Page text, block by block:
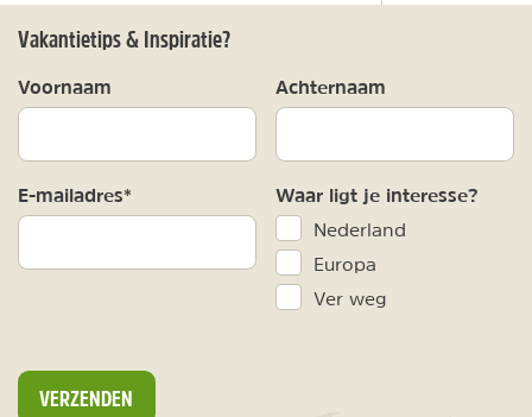
Vakantietips & Inspiratie?
Voornaam Achternaam
E-mailadres* Waar ligt je interesse?
Nederland
Europa
Ver weg
VERZENDEN